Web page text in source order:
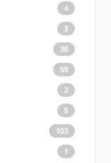
4
3
30
59
2
5
103
1